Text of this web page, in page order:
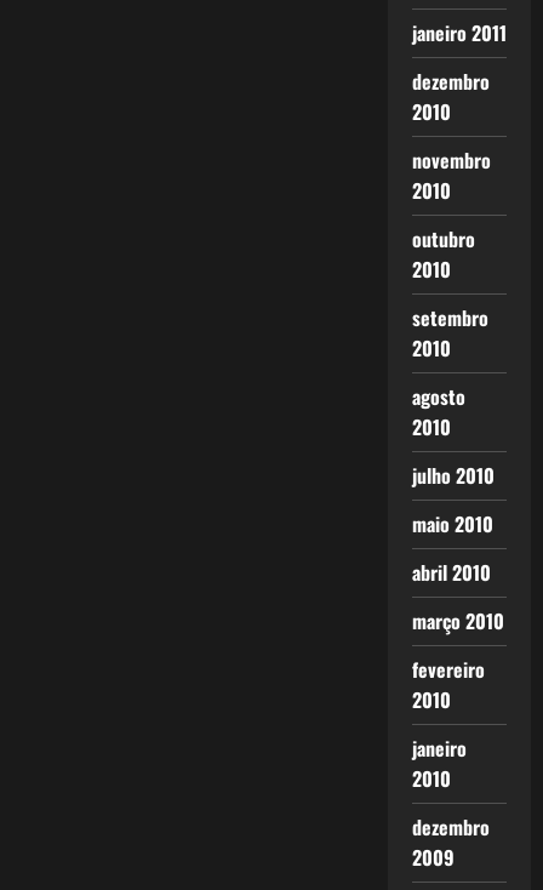
janeiro 2011
dezembro
2010
novembro
2010
outubro
2010
setembro
2010
agosto
2010
julho 2010
maio 2010
abril 2010
março 2010
fevereiro
2010
janeiro
2010
dezembro
2009